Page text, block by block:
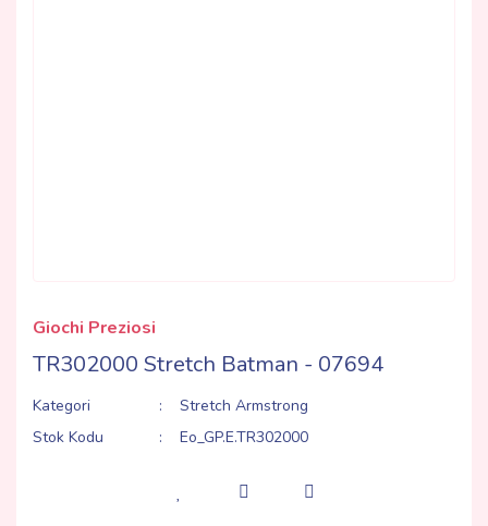
Giochi Preziosi
TR302000 Stretch Batman - 07694
Kategori
Stretch Armstrong
Stok Kodu
Eo_GP.E.TR302000